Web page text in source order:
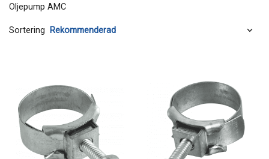
Oljepump AMC
Sortering